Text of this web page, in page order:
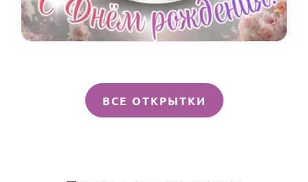
ВСЕ ОТКРЫТКИ